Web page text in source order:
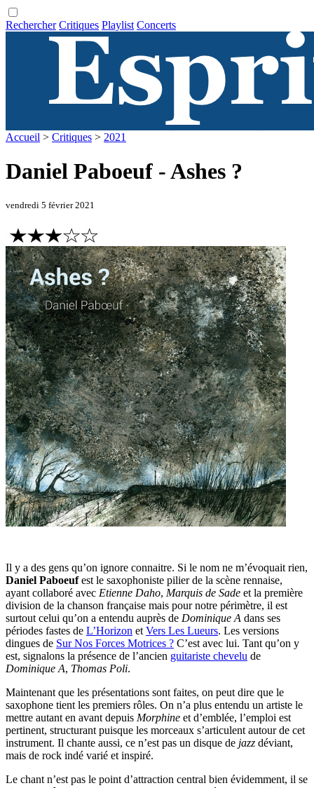
Rechercher Critiques Playlist Concerts
Accueil > Critiques > 2021
Daniel Paboeuf - Ashes ?
vendredi 5 février 2021
Il y a des gens qu’on ignore connaitre. Si le nom ne m’évoquait rien,
Daniel Paboeufest le saxophoniste pilier de la scène rennaise,
ayant collaboré avec Etienne Daho, Marquis de Sade et la première
division de la chanson française mais pour notre périmètre, il est
surtout celui qu’on a entendu auprès de Dominique A dans ses
périodes fastes de L’Horizon et Vers Les Lueurs. Les versions
dingues de Sur Nos Forces Motrices ? C’est avec lui. Tant qu’on y
est, signalons la présence de l’ancien guitariste chevelu de
Dominique A, Thomas Poli.
Maintenant que les présentations sont faites, on peut dire que le
saxophone tient les premiers rôles. On n’a plus entendu un artiste le
mettre autant en avant depuis Morphine et d’emblée, l’emploi est
pertinent, structurant puisque les morceaux s’articulent autour de cet
instrument. Il chante aussi, ce n’est pas un disque de jazz déviant,
mais de rock indé varié et inspiré.
Le chant n’est pas le point d’attraction central bien évidemment, il se